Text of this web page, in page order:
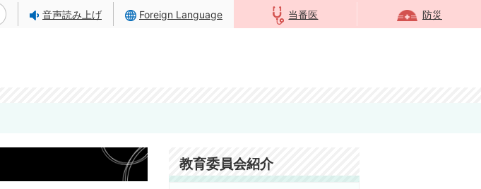
音声読み上げ Foreign Language 当番医 防災
教育委員会紹介